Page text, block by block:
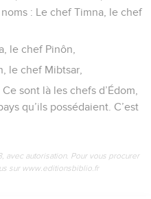
: Le chef Timna, le chef
le chef Pinôn,
le chef Mibtsar,
sont là les chefs d’Édom,
qu’ils possédaient. C’est
avec autorisation. Pour vous procurer
sur www.editionsbiblio.fr